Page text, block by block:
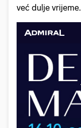
već dulje vrijeme.